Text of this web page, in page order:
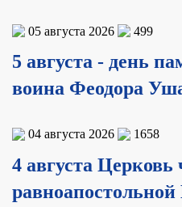
05 августа 2026 499
5 августа - день
воина Феодора
04 августа 2026 1658
4 августа Церковь